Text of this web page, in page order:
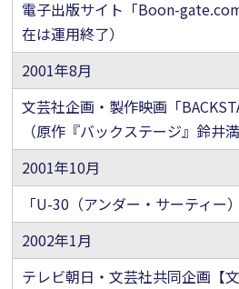
電子出版サイト「Boon-
在は運用終了）
2001年8月
文芸社企画・製作映画「
（原作『バックステージ』鈴井満
2001年10月
「U-30（アンダー・サーティー
2002年1月
テレビ朝日・文芸社共同企画【